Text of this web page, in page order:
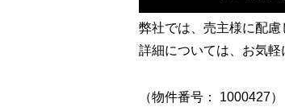
弊社では、売主様に配慮
詳細については、お気軽
（物件番号： 1000427）